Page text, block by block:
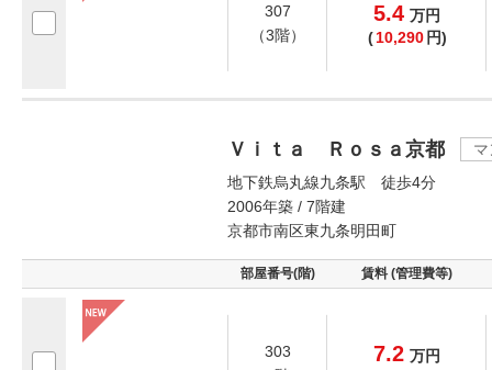
307
（3階）
5.4 万円
( 10,290 円)
Ｖｉｔａ Ｒｏｓａ京都
地下鉄烏丸線九条駅 徒歩4分
2006年築 / 7階建
京都市南区東九条明田町
部屋番号(階) 賃料 (管理費等)
303
7.2 万円